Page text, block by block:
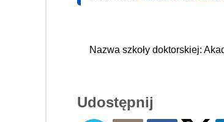
Nazwa szkoły doktorskiej:
Udostępnij